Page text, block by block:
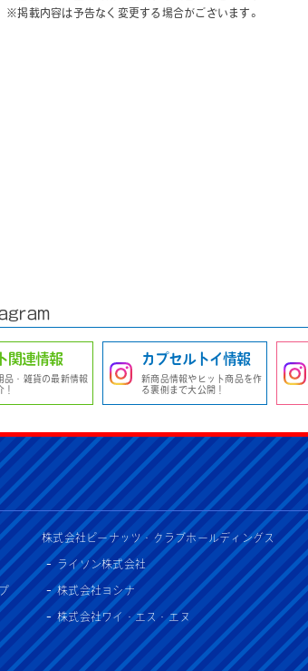
※掲載内容は予告なく変更する場合がございます。
関連情報
品・雑貨の最新情報
！
カプセルトイ情報
新商品情報やヒット商品を作
る裏側まで大公開！
株式会社ピーナッツ・クラブホールディングス
ライソン株式会社
株式会社ヨシナ
株式会社ワイ・エス・エヌ